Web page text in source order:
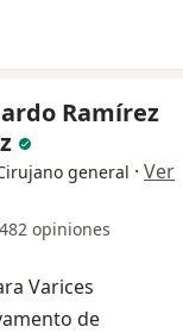
Ramírez
general · Ver
482 opiniones
Varices
de